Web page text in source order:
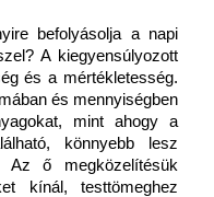
befolyásolja a napi
A kiegyensúlyozott
és a mértékletesség.
és mennyiségben
mint ahogy a
könnyebb lesz
Az ő megközelítésük
kínál, testtömeghez